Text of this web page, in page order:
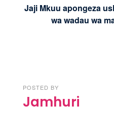
Jaji Mkuu apongeza
wa wadau wa
POSTED BY
Jamhuri